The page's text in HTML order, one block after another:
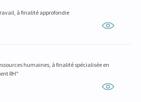
à finalité approfondie
humaines, à finalité spécialisée en
RH"